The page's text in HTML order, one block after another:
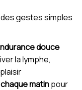
gestes simples
douce
la lymphe,
matinpour